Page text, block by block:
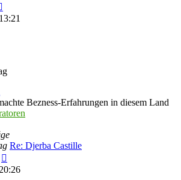
Beitrag
Bezness-Erfahrungen in diesem Land
Re: Djerba Castille
Beitrag